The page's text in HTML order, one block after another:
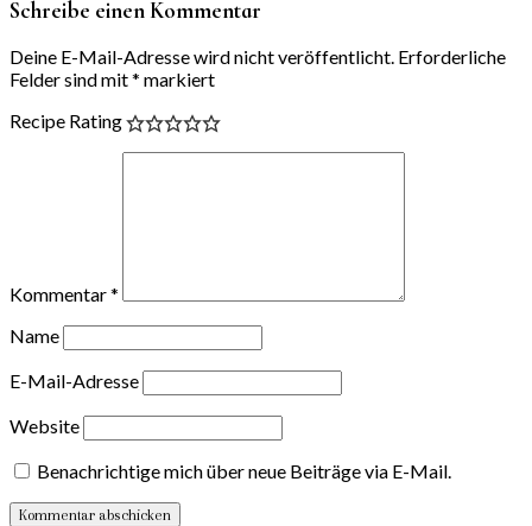
Schreibe einen Kommentar
Deine E-Mail-Adresse wird nicht veröffentlicht. Erforderliche
Felder sind mit* markiert
Recipe Rating
Kommentar*
Name
E-Mail-Adresse
Website
Benachrichtige mich über neue Beiträge via E-Mail.